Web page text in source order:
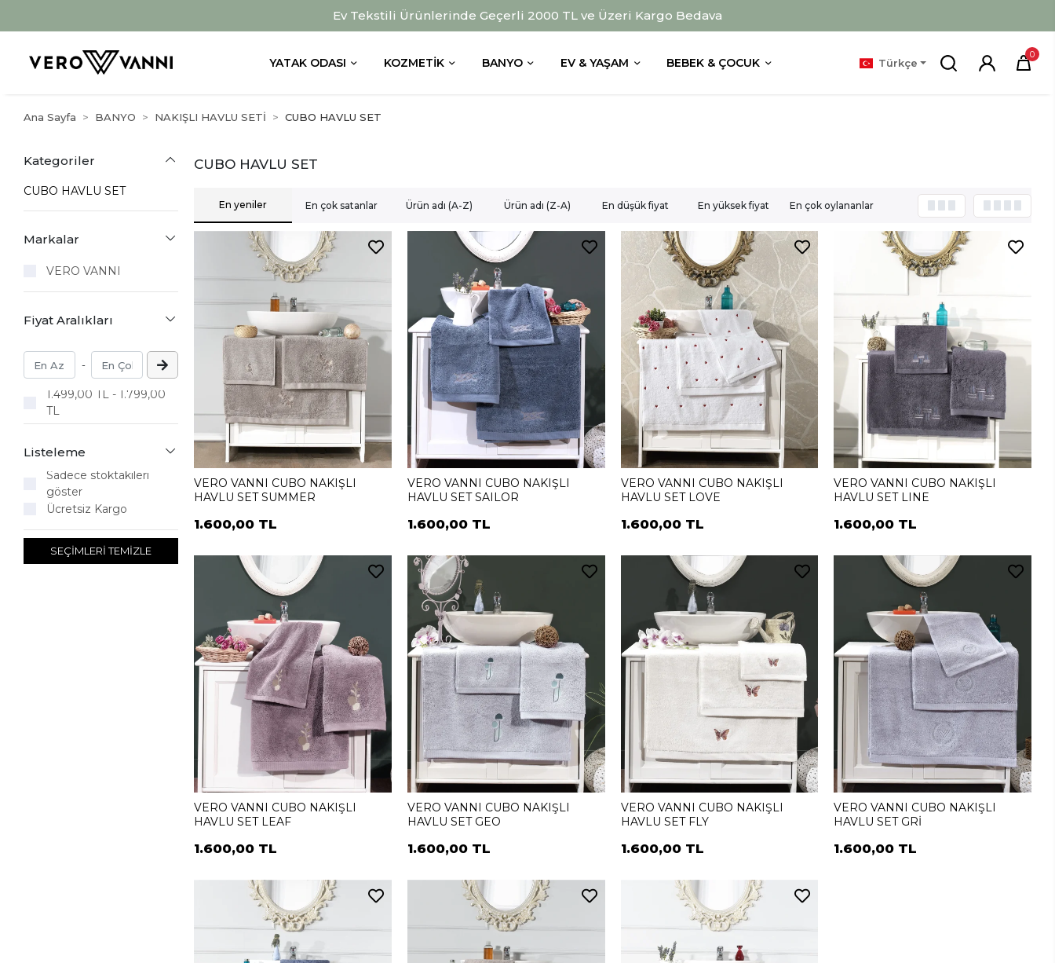
Ev Tekstili Ürünlerinde Geçerli 2000 TL ve Üzeri Kargo Bedava
YATAK ODASI KOZMETIK BANYO EV & YAŞAM BEBEK & ÇOCUK Türkçe
0
Ana Sayfa BANYO NAKIŞLI HAVLU SETİ CUBO HAVLU SET
Kategoriler
CUBO HAVLU SET
Markalar
VERO VANNI
Fiyat Aralıkları
-
1.499,00 TL - 1.799,00
TL
Listeleme
Sadece stoktakileri
göster
Ücretsiz Kargo
SEÇİMLERİ TEMİZLE
CUBO HAVLU SET
En yeniler En çok satanlar Ürün adı (A-Z) Ürün adı (Z-A) En düşük fiyat En yüksek fiyat En çok oylananlar
VERO VANNI CUBO NAKIŞLI
HAVLU SET SUMMER
1.600,00 TL
VERO VANNI CUBO NAKIŞLI
HAVLU SET SAILOR
1.600,00 TL
VERO VANNI CUBO NAKIŞLI
HAVLU SET LOVE
1.600,00 TL
VERO VANNI CUBO NAKIŞLI
HAVLU SET LINE
1.600,00 TL
VERO VANNI CUBO NAKIŞLI
HAVLU SET LEAF
1.600,00 TL
VERO VANNI CUBO NAKIŞLI
HAVLU SET GEO
1.600,00 TL
VERO VANNI CUBO NAKIŞLI
HAVLU SET FLY
1.600,00 TL
VERO VANNI CUBO NAKIŞLI
HAVLU SET GRİ
1.600,00 TL